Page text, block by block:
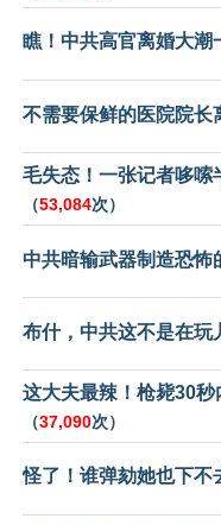
瞧！中共高官离婚大潮
不需要保鲜的医院院长
毛失态！一张记者哆嗦
（53,084次）
中共暗输武器制造恐怖
布什，中共这不是在玩
这大夫最辣！枪毙30
（37,090次）
怪了！谁弹劾她也下不